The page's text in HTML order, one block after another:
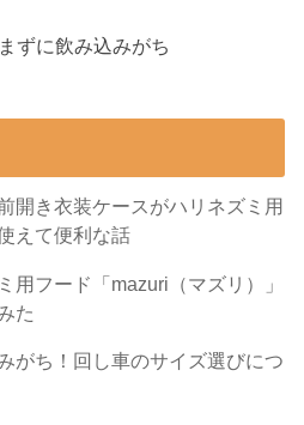
ずに飲み込みがち
開き衣装ケースがハリネズミ用
えて便利な話
用フード「mazuri（マズリ）」
た
がち！回し車のサイズ選びにつ